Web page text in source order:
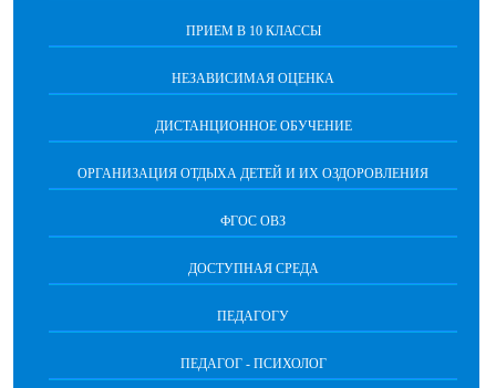
ПРИЕМ В 10 КЛАССЫ
НЕЗАВИСИМАЯ ОЦЕНКА
ДИСТАНЦИОННОЕ ОБУЧЕНИЕ
ОРГАНИЗАЦИЯ ОТДЫХА ДЕТЕЙ И ИХ ОЗДОРОВЛЕНИЯ
ФГОС ОВЗ
ДОСТУПНАЯ СРЕДА
ПЕДАГОГУ
ПЕДАГОГ - ПСИХОЛОГ